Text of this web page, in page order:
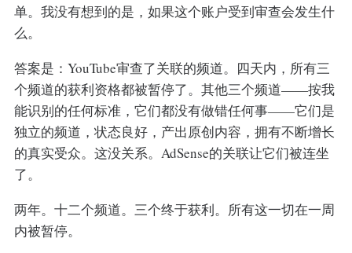
单。我没有想到的是，如果这个账户受到审查会发生什
么。
答案是：YouTube审查了关联的频道。四天内，所有三
个频道的获利资格都被暂停了。其他三个频道——按我
能识别的任何标准，它们都没有做错任何事——它们是
独立的频道，状态良好，产出原创内容，拥有不断增长
的真实受众。这没关系。AdSense的关联让它们被连坐
了。
两年。十二个频道。三个终于获利。所有这一切在一周
内被暂停。